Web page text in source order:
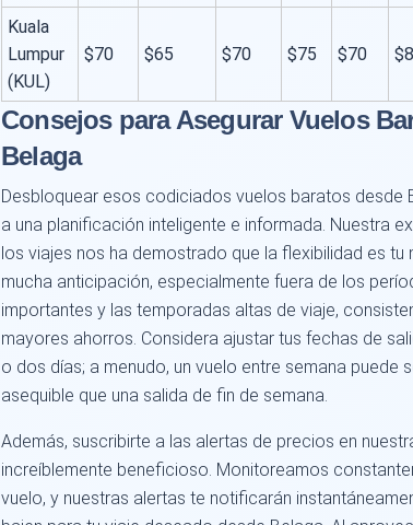
Kuala
Lumpur
(KUL)
$70 $65 $70 $75 $70
Consejos para Asegurar Vuelos
Belaga
Desbloquear esos codiciados vuelos baratos desde
a una planificación inteligente e informada. Nuestra
los viajes nos ha demostrado que la flexibilidad es
mucha anticipación, especialmente fuera de los
importantes y las temporadas altas de viaje,
mayores ahorros. Considera ajustar tus fechas de
o dos días; a menudo, un vuelo entre semana puede
asequible que una salida de fin de semana.
Además, suscribirte a las alertas de precios en
increíblemente beneficioso. Monitoreamos
vuelo, y nuestras alertas te notificarán